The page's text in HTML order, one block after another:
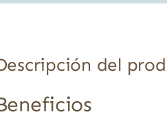
del